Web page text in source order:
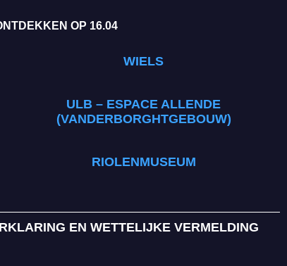
OP 16.04
WIELS
ULB – ESPACE ALLENDE
(VANDERBORGHTGEBOUW)
RIOLENMUSEUM
EN WETTELIJKE VERMELDING